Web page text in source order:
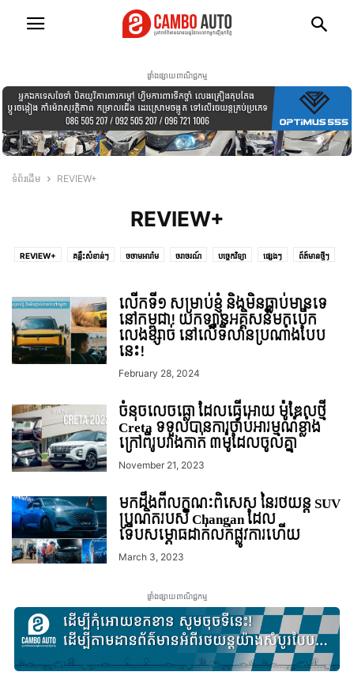
ផ្ទាំងផ្សាយពាណិជ្ជកម្ម
ទំព័រដើម REVIEW+
REVIEW+
REVIEW+ គន្លឹះសំខាន់ៗ ចចាមអារ៉ាម ចរាចរណ៍ បច្ចេកវិទ្យា ផ្សេងៗ ព័ត៍មានថ្មីៗ
លើកទី១ សម្រាប់ខ្ញុំ និងមិនធ្លាប់មានទេ
នៅកម្ពុជា! យកឡានអគ្គិសនីមកបើក
លេងខ្សាច់ នៅលើទីលានប្រណាំងបែប
នេះ!
February 28, 2024
ចំនុចលេចធ្លោ ដែលធ្វើអោយ ម៉ូឌែលថ្មី
Creta ទទួលបានការចាប់អារម្មណ៍ខ្លាំង
ក្រៅពីរូបរាងកាត់ ៣ម៉ូដែលចូលគ្នា
November 21, 2023
មកដឹងពីលក្ខណៈពិសេស នៃរថយន្ត SUV
ប្រណិតរបស់ Changan ដែល
ទើបសម្ភោធដាក់លក់ផ្លូវការហើយ
March 3, 2023
ផ្ទាំងផ្សាយពាណិជ្ជកម្ម